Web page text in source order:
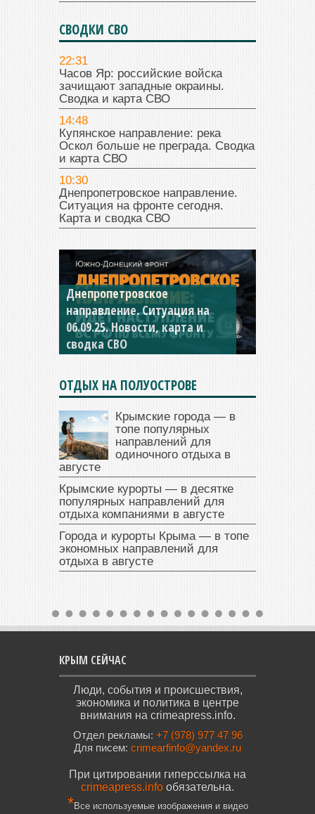
СВОДКИ СВО
22:31
Часов Яр: российские войска
зачищают западные окраины.
Сводка и карта СВО
14:48
Купянское направление: река
Оскол больше не преграда. Сводка
и карта СВО
10:30
Днепропетровское направление.
Ситуация на фронте сегодня.
Карта и сводка СВО
Днепропетровское
направление. Ситуация на
06.09.25. Новости, карта и
сводка СВО
ОТДЫХ НА ПОЛУОСТРОВЕ
Крымские города — в
топе популярных
направлений для
одиночного отдыха в
августе
Крымские курорты — в десятке
популярных направлений для
отдыха компаниями в августе
Города и курорты Крыма — в топе
экономных направлений для
отдыха в августе
КРЫМ СЕЙЧАС
Люди, события и происшествия,
экономика и политика в центре
внимания на crimeapress.info.
Отдел рекламы: +7 (978) 977 47 96
Для писем: crimearfinfo@yandex.ru
При цитировании гиперссылка на
crimeapress.info обязательна.
*Все используемые изображения и видео